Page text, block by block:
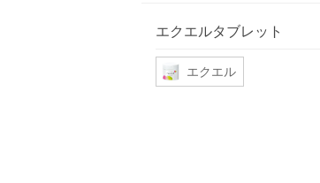
エクエルタブレット
エクエル